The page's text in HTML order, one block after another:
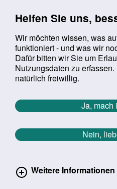
Helfen Sie uns,
Wir möchten wissen, was
funktioniert - und was wir
Dafür bitten wir Sie um
Nutzungsdaten zu
natürlich freiwillig.
Ja, mach
Nein,
Weitere Informationen
Suchbegriff:
Sie befinden sich hier:
Startseite Aktuelles
Aktuelle Meldungen
Zurück zur Übersicht
Immer mehr